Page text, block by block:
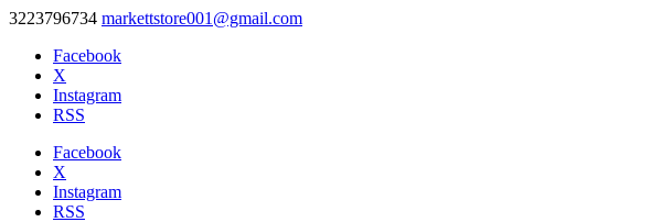
3223796734 markettstore001@gmail.com
Facebook
X
Instagram
RSS
Facebook
X
Instagram
RSS